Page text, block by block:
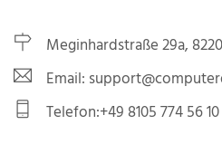
Meginhardstraße 29a,
Email:
Telefon:+49 8105 774 56 10